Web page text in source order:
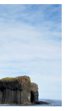
from Edinburgh